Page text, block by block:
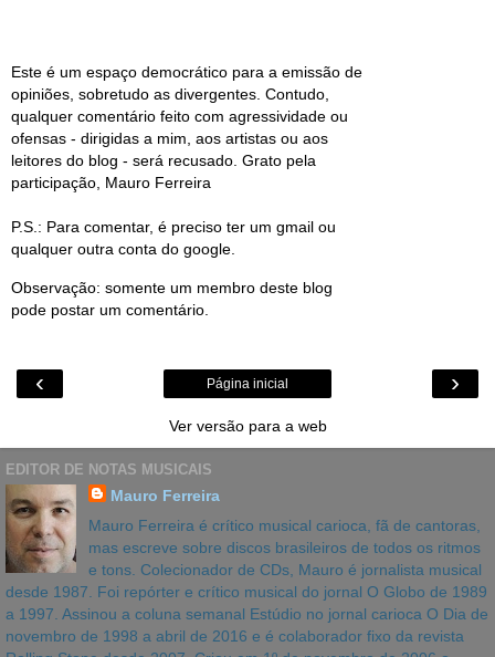
Este é um espaço democrático para a emissão de
opiniões, sobretudo as divergentes. Contudo,
qualquer comentário feito com agressividade ou
ofensas - dirigidas a mim, aos artistas ou aos
leitores do blog - será recusado. Grato pela
participação, Mauro Ferreira
P.S.: Para comentar, é preciso ter um gmail ou
qualquer outra conta do google.
Observação: somente um membro deste blog
pode postar um comentário.
‹ ›
Página inicial
Ver versão para a web
EDITOR DE NOTAS MUSICAIS
Mauro Ferreira
Mauro Ferreira é crítico musical carioca, fã de cantoras,
mas escreve sobre discos brasileiros de todos os ritmos
e tons. Colecionador de CDs, Mauro é jornalista musical
desde 1987. Foi repórter e crítico musical do jornal O Globo de 1989
a 1997. Assinou a coluna semanal Estúdio no jornal carioca O Dia de
novembro de 1998 a abril de 2016 e é colaborador fixo da revista